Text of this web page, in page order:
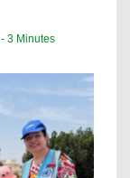
- 3 Minutes